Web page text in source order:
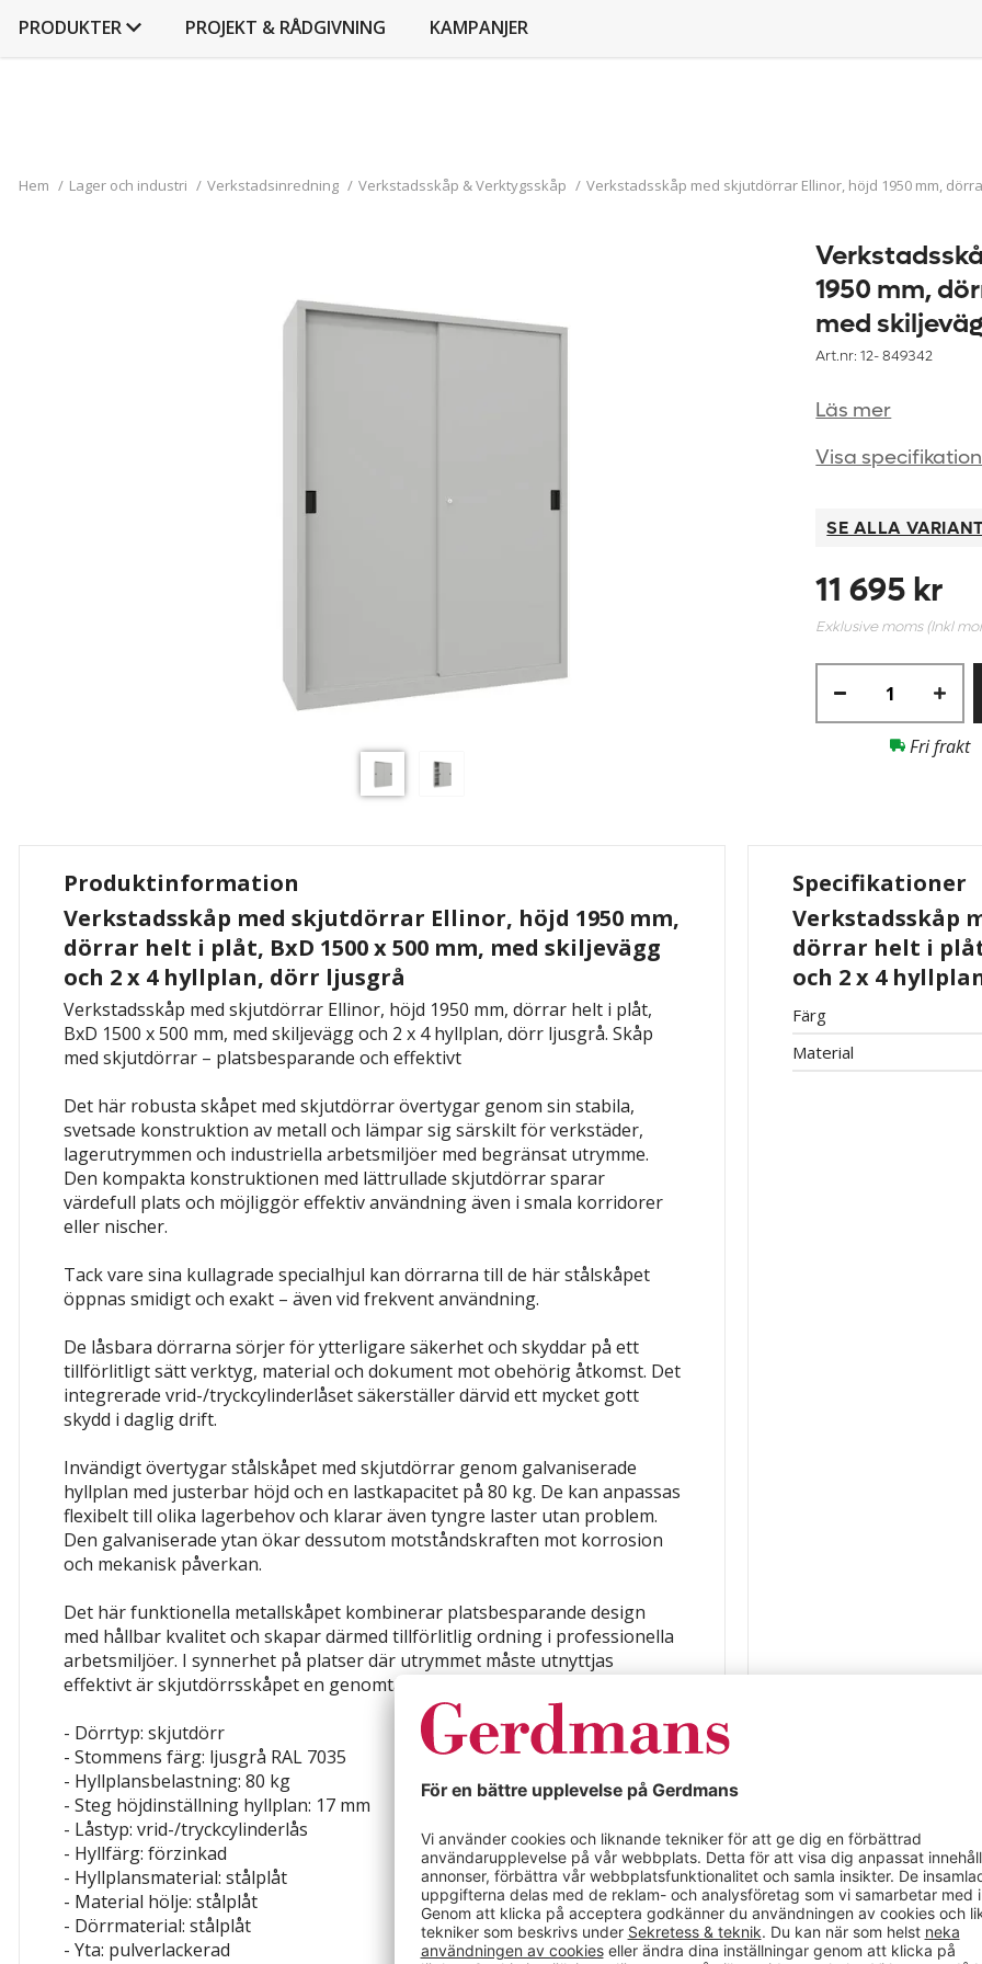
PRODUKTER PROJEKT & RÅDGIVNING KAMPANJER
Hem / Lager och industri / Verkstadsinredning / Verkstadsskåp & Verktygsskåp / Verkstadsskåp med skjutdörrar Ellinor, höjd 1950 mm,
1950 mm,
med
Art.nr: 12-849342
Läs mer
Visa
SE ALLA
11 695 kr
Exklusive moms (Inkl
Fri frakt
Produktinformation
Verkstadsskåp med skjutdörrar Ellinor, höjd 1950 mm,
dörrar helt i plåt, BxD 1500 x 500 mm, med skiljevägg
och 2 x 4 hyllplan, dörr ljusgrå
Verkstadsskåp med skjutdörrar Ellinor, höjd 1950 mm, dörrar helt i plåt,
BxD 1500 x 500 mm, med skiljevägg och 2 x 4 hyllplan, dörr ljusgrå. Skåp
med skjutdörrar – platsbesparande och effektivt
Det här robusta skåpet med skjutdörrar övertygar genom sin stabila,
svetsade konstruktion av metall och lämpar sig särskilt för verkstäder,
lagerutrymmen och industriella arbetsmiljöer med begränsat utrymme.
Den kompakta konstruktionen med lättrullade skjutdörrar sparar
värdefull plats och möjliggör effektiv användning även i smala korridorer
eller nischer.
Tack vare sina kullagrade specialhjul kan dörrarna till de här stålskåpet
öppnas smidigt och exakt – även vid frekvent användning.
De låsbara dörrarna sörjer för ytterligare säkerhet och skyddar på ett
tillförlitligt sätt verktyg, material och dokument mot obehörig åtkomst. Det
integrerade vrid-/tryckcylinderlåset säkerställer därvid ett mycket gott
skydd i daglig drift.
Invändigt övertygar stålskåpet med skjutdörrar genom galvaniserade
hyllplan med justerbar höjd och en lastkapacitet på 80 kg. De kan anpassas
flexibelt till olika lagerbehov och klarar även tyngre laster utan problem.
Den galvaniserade ytan ökar dessutom motståndskraften mot korrosion
och mekanisk påverkan.
Det här funktionella metallskåpet kombinerar platsbesparande design
med hållbar kvalitet och skapar därmed tillförlitlig ordning i professionella
arbetsmiljöer. I synnerhet på platser där utrymmet måste utnyttjas
effektivt är skjutdörrsskåpet en genomtänkt och stabil lösning.
- Dörrtyp: skjutdörr
- Stommens färg: ljusgrå RAL 7035
- Hyllplansbelastning: 80 kg
- Steg höjdinställning hyllplan: 17 mm
- Låstyp: vrid-/tryckcylinderlås
- Hyllfärg: förzinkad
- Hyllplansmaterial: stålplåt
- Material hölje: stålplåt
- Dörrmaterial: stålplåt
- Yta: pulverlackerad
Specifikationer
Verkstadsskåp
dörrar helt i
och 2 x 4
Färg
Material